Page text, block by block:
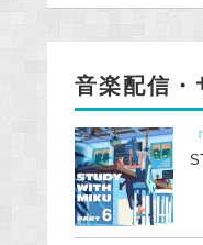
音楽配信・